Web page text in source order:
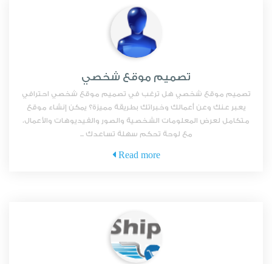
تصميم موقع شخصي
تصميم موقع شخصي هل ترغب في تصميم موقع شخصي احترافي
يعبر عنك وعن أعمالك وخبراتك بطريقة مميزة؟ يمكن إنشاء موقع
متكامل لعرض المعلومات الشخصية والصور والفيديوهات والأعمال،
مع لوحة تحكم سهلة تساعدك ...
Read more